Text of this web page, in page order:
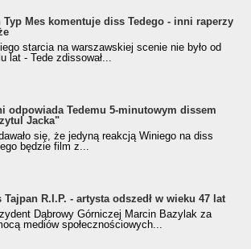
Typ Mes komentuje diss Tedego - inni raperzy
starcia na warszawskiej scenie nie było od
lat - Tede zdissował...
odpowiada Tedemu 5-minutowym dissem
Jacka"
się, że jedyną reakcją Winiego na diss
będzie film z...
Tajpan R.I.P. - artysta odszedł w wieku 47 lat
Dąbrowy Górniczej Marcin Bazylak za
mediów społecznościowych...